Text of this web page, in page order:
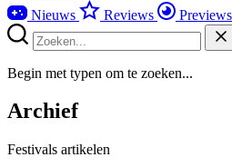
Nieuws
Reviews Previews
Begin met typen om te zoeken...
Archief
Festivals artikelen